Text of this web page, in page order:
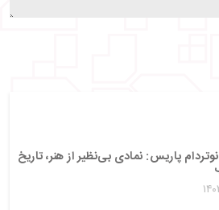
پاریس: نمادی بی‌نظیر از هنر، تاریخ